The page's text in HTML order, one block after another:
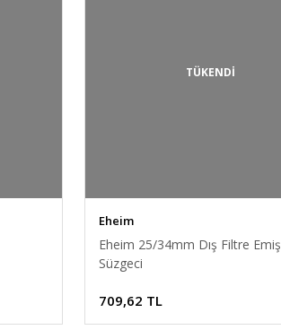
TÜKENDİ
Eheim
Eheim 25/34mm Dış Filtre Emiş
Süzgeci
709,62 TL